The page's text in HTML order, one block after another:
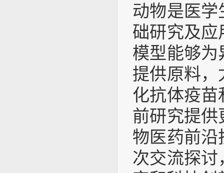
动物是医学
础研究及应
模型能够为
提供原料，
化抗体疫苗
前研究提供
物医药前沿
次交流探讨